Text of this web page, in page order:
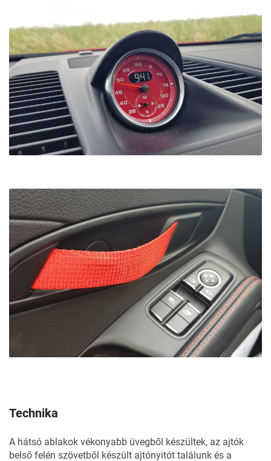
Technika
A hátsó ablakok vékonyabb üvegből készültek, az ajtók
belső felén szövetből készült ajtónyitót találunk és a